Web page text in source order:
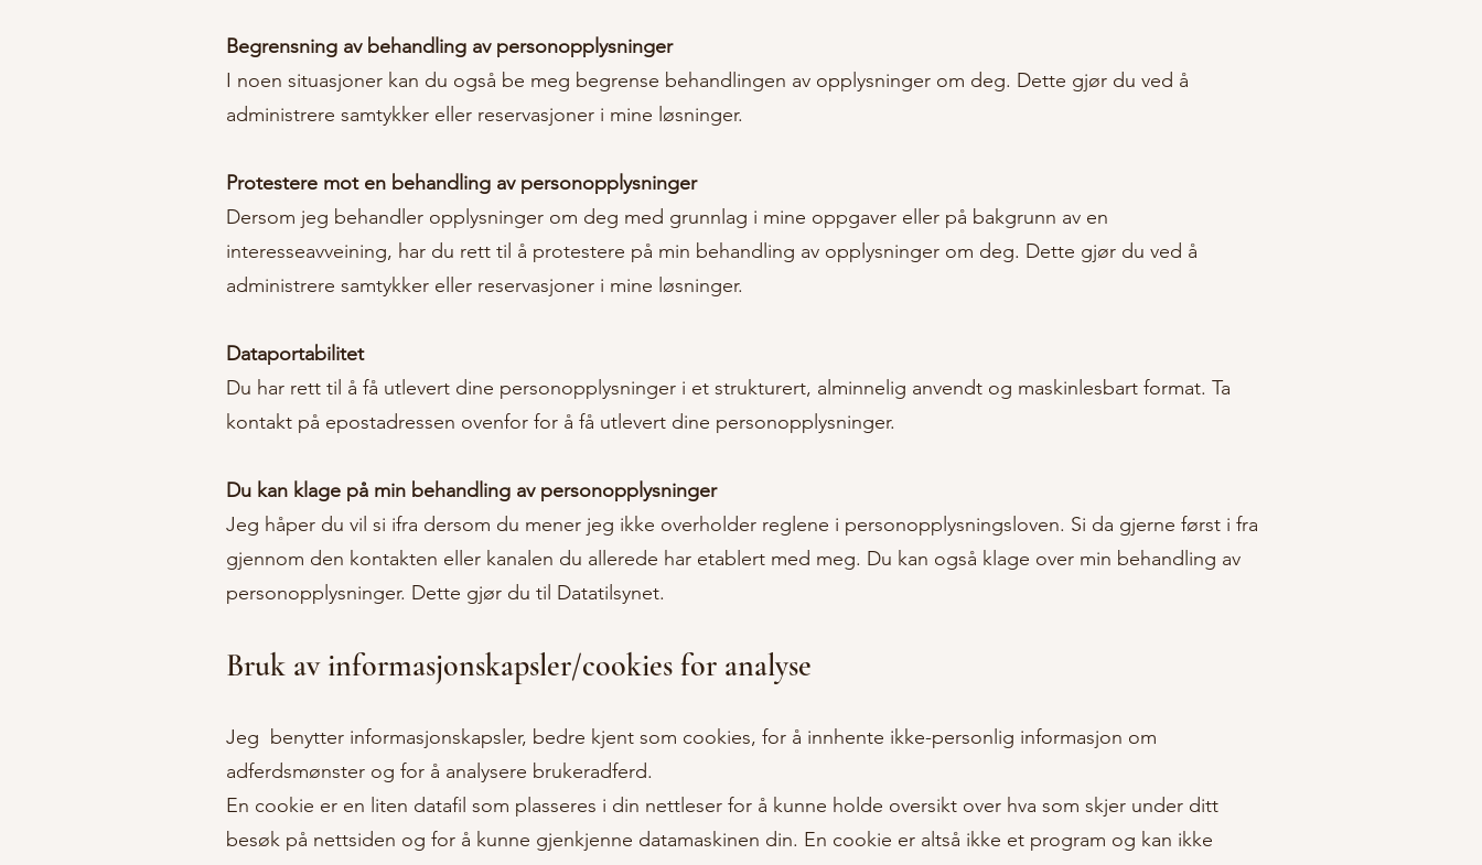
Begrensning av behandling av personopplysninger
I noen situasjoner kan du også be meg begrense behandlingen av opplysninger om deg. Dette gjør du ved å
administrere samtykker eller reservasjoner i mine løsninger.
Protestere mot en behandling av personopplysninger
Dersom jeg behandler opplysninger om deg med grunnlag i mine oppgaver eller på bakgrunn av en
interesseavveining, har du rett til å protestere på min behandling av opplysninger om deg. Dette gjør du ved å
administrere samtykker eller reservasjoner i mine løsninger.
Dataportabilitet
Du har rett til å få utlevert dine personopplysninger i et strukturert, alminnelig anvendt og maskinlesbart format. Ta
kontakt på epostadressen ovenfor for å få utlevert dine personopplysninger.
Du kan klage på min behandling av personopplysninger
Jeg håper du vil si ifra dersom du mener jeg ikke overholder reglene i personopplysningsloven. Si da gjerne først i fra
gjennom den kontakten eller kanalen du allerede har etablert med meg. Du kan også klage over min behandling av
personopplysninger. Dette gjør du til Datatilsynet.
Bruk av informasjonskapsler/cookies for analyse
Jeg benytter informasjonskapsler, bedre kjent som cookies, for å innhente ikke-personlig informasjon om
adferdsmønster og for å analysere brukeradferd.
En cookie er en liten datafil som plasseres i din nettleser for å kunne holde oversikt over hva som skjer under ditt
besøk på nettsiden og for å kunne gjenkjenne datamaskinen din. En cookie er altså ikke et program og kan ikke